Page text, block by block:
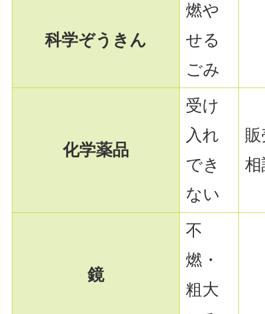
科学ぞうきん
燃や
せる
ごみ
化学薬品
受け
入れ
でき
ない
鏡
不
燃・
粗大